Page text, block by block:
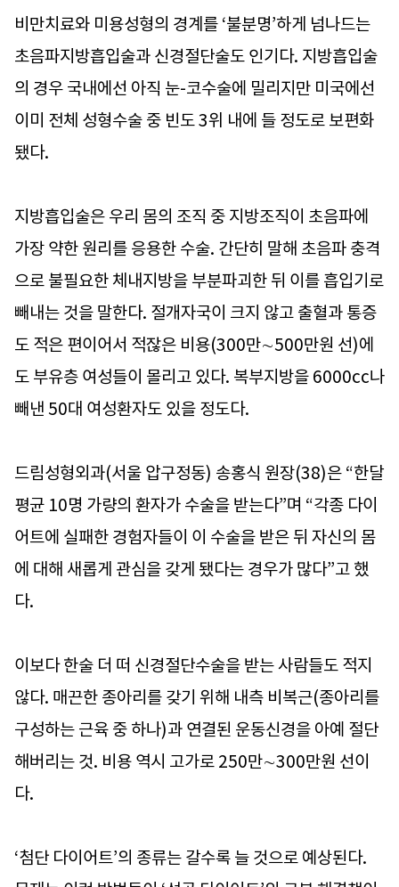
비만치료와 미용성형의 경계를 ‘불분명’하게 넘나드는
초음파지방흡입술과 신경절단술도 인기다. 지방흡입술
의 경우 국내에선 아직 눈-코수술에 밀리지만 미국에선
이미 전체 성형수술 중 빈도 3위 내에 들 정도로 보편화
됐다.
지방흡입술은 우리 몸의 조직 중 지방조직이 초음파에
가장 약한 원리를 응용한 수술. 간단히 말해 초음파 충격
으로 불필요한 체내지방을 부분파괴한 뒤 이를 흡입기로
빼내는 것을 말한다. 절개자국이 크지 않고 출혈과 통증
도 적은 편이어서 적잖은 비용(300만∼500만원 선)에
도 부유층 여성들이 몰리고 있다. 복부지방을 6000cc나
빼낸 50대 여성환자도 있을 정도다.
드림성형외과(서울 압구정동) 송홍식 원장(38)은 “한달
평균 10명 가량의 환자가 수술을 받는다”며 “각종 다이
어트에 실패한 경험자들이 이 수술을 받은 뒤 자신의 몸
에 대해 새롭게 관심을 갖게 됐다는 경우가 많다”고 했
다.
이보다 한술 더 떠 신경절단수술을 받는 사람들도 적지
않다. 매끈한 종아리를 갖기 위해 내측 비복근(종아리를
구성하는 근육 중 하나)과 연결된 운동신경을 아예 절단
해버리는 것. 비용 역시 고가로 250만∼300만원 선이
다.
‘첨단 다이어트’의 종류는 갈수록 늘 것으로 예상된다.